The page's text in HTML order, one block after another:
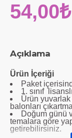
Açıklama
Ürün İçeriği
Paket
1. sınıf
Ürün
balonları
Doğum günü
temalara göre
getirebilirsiniz.
54,00₺